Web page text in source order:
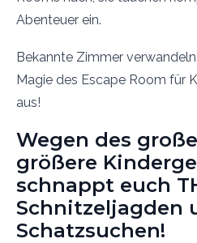
Abenteuer ein.
Bekannte Zimmer
Magie des Escape Room für
aus!
Wegen des
größere
schnappt euch
Schnitzeljagden
Schatzsuchen!